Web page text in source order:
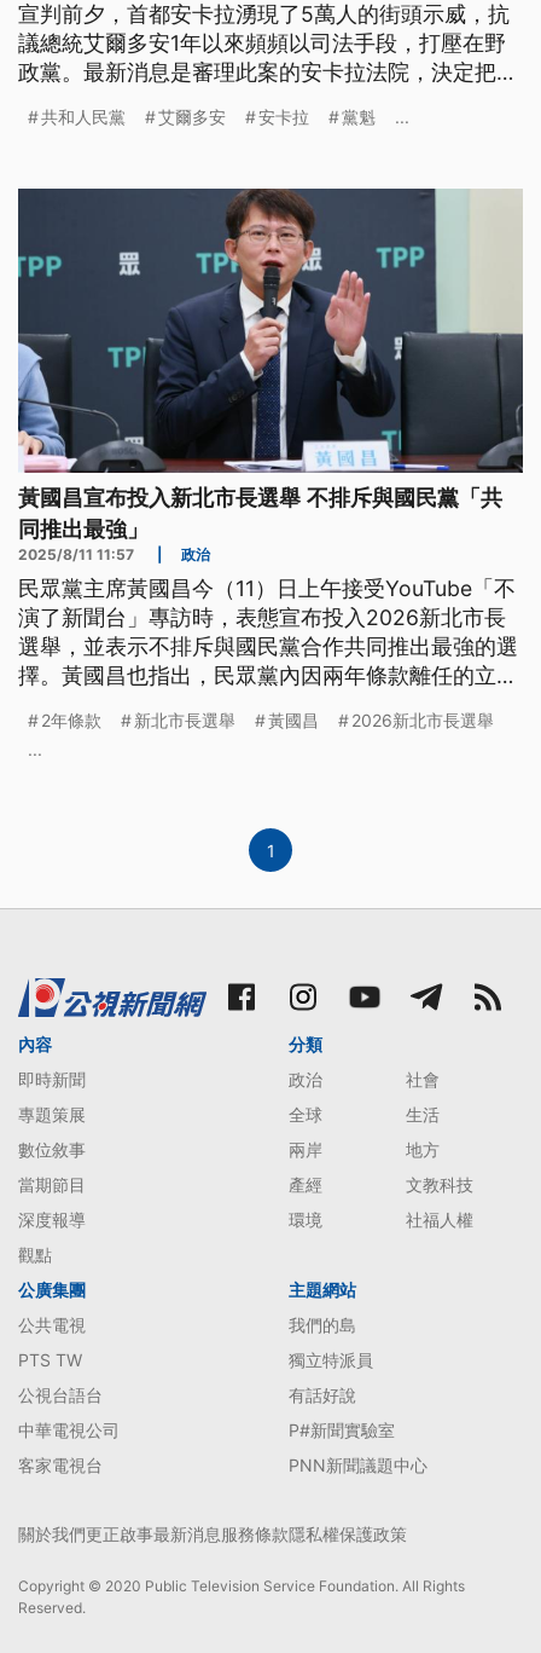
宣判前夕，首都安卡拉湧現了5萬人的街頭示威，抗
議總統艾爾多安1年以來頻頻以司法手段，打壓在野
政黨。最新消息是審理此案的安卡拉法院，決定把判
共和人民黨 艾爾多安 安卡拉 黨魁 ...
黃國昌宣布投入新北市長選舉 不排斥與國民黨「共
同推出最強」
2025/8/11 11:57 政治
民眾黨主席黃國昌今（11）日上午接受YouTube「不
演了新聞台」專訪時，表態宣布投入2026新北市長
選舉，並表示不排斥與國民黨合作共同推出最強的選
擇。黃國昌也指出，民眾黨內因兩年條款離任的立委
不變。
2年條款 新北市長選舉 黃國昌
2026新北市長選舉
...
1
內容
即時新聞
專題策展
數位敘事
當期節目
深度報導
觀點
分類
政治
社會
全球
生活
兩岸
地方
產經
文教科技
環境
社福人權
公廣集團
公共電視
PTS TW
公視台語台
中華電視公司
客家電視台
主題網站
我們的島
獨立特派員
有話好說
P#新聞實驗室
PNN新聞議題中心
關於我們更正啟事最新消息服務條款隱私權保護政策
Copyright © 2020 Public Television Service Foundation. All Rights
Reserved.